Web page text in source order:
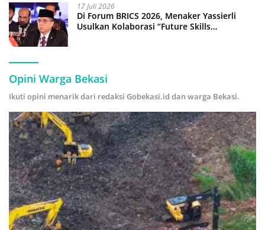
17 Juli 2026
Di Forum BRICS 2026, Menaker Yassierli
Usulkan Kolaborasi “Future Skills
Opini Warga Bekasi
Ikuti opini menarik dari redaksi Gobekasi.id dan warga Bekasi.